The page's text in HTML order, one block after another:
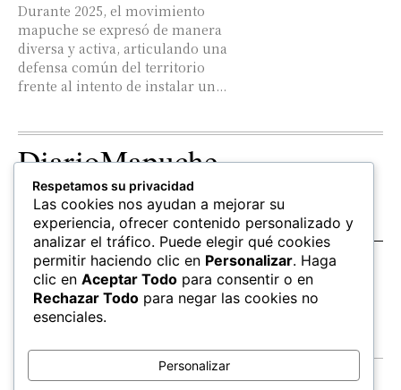
Durante 2025, el movimiento
mapuche se expresó de manera
diversa y activa, articulando una
defensa común del territorio
frente al intento de instalar un...
DiarioMapuche
TERRITORIO CULTURA
Patrimonio
OPINION
Columnistas
SALUD
hierbas
EDUCACIÓN
Mapudungun
Estudiantes
FOLLOW US
Respetamos su privacidad
Las cookies nos ayudan a mejorar su
experiencia, ofrecer contenido personalizado y
analizar el tráfico. Puede elegir qué cookies
permitir haciendo clic en Personalizar. Haga
clic en Aceptar Todo para consentir o en
Rechazar Todo para negar las cookies no
esenciales.
Personalizar